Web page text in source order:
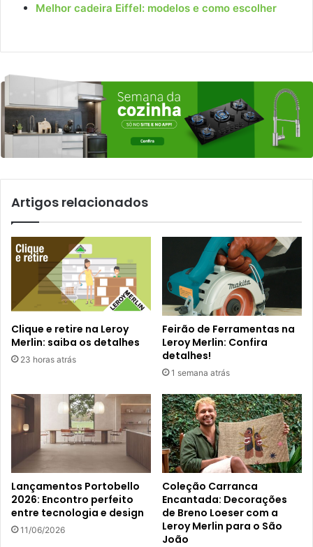
Melhor cadeira Eiffel: modelos e como escolher
Artigos relacionados
Clique e retire na Leroy
Merlin: saiba os detalhes
23 horas atrás
Feirão de Ferramentas na
Leroy Merlin: Confira
detalhes!
1 semana atrás
Lançamentos Portobello
2026: Encontro perfeito
entre tecnologia e design
11/06/2026
Coleção Carranca
Encantada: Decorações
de Breno Loeser com a
Leroy Merlin para o São
João